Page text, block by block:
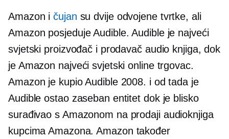
Amazon ičujan su dvije odvojene tvrtke, ali
Amazon posjeduje Audible. Audible je najveći
svjetski proizvođač i prodavač audio knjiga, dok
je Amazon najveći svjetski online trgovac.
Amazon je kupio Audible 2008. i od tada je
Audible ostao zaseban entitet dok je blisko
surađivao s Amazonom na prodaji audioknjiga
kupcima Amazona. Amazon također